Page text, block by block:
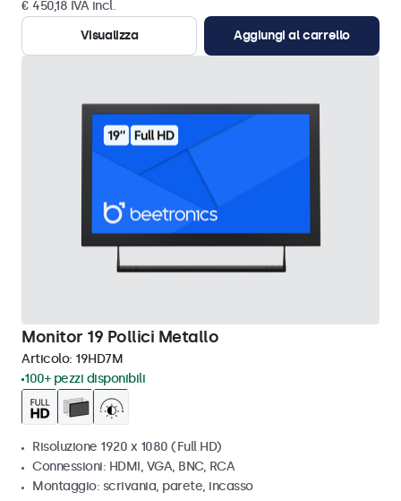
€ 450,18 IVA incl.
Visualizza
Aggiungi al carrello
Monitor 19 Pollici Metallo
Articolo: 19HD7M
100+ pezzi disponibili
Risoluzione 1920 x 1080 (Full HD)
Connessioni: HDMI, VGA, BNC, RCA
Montaggio: scrivania, parete, incasso